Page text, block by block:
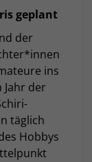
geplant
der
ins
der
täglich
Hobbys